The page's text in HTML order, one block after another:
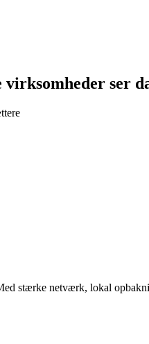
ser
stærke netværk, lokal